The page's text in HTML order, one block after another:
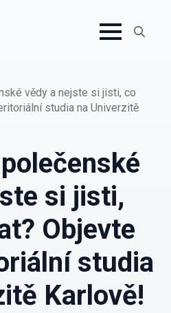
vědy a nejste si jisti, co
studia na Univerzitě
si jisti,
Objevte
studia
Karlově!